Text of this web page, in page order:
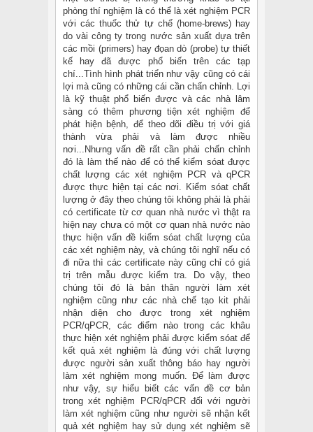
phòng thí nghiệm là có thể là xét nghiệm PCR
với các thuốc thử tự chế (home-brews) hay
do vài công ty trong nước sản xuất dựa trên
các mồi (primers) hay đọan dò (probe) tự thiết
kế hay đã được phổ biến trên các tạp
chí...Tình hình phát triển như vậy cũng có cái
lợi mà cũng có những cái cần chấn chỉnh. Lợi
là kỹ thuật phổ biến được và các nhà lâm
sàng có thêm phương tiện xét nghiệm để
phát hiện bệnh, để theo dõi điều trị với giá
thành vừa phải và làm được nhiều
nơi...Nhưng vấn đề rất cần phải chấn chỉnh
đó là làm thế nào để có thể kiểm sóat được
chất lượng các xét nghiệm PCR và qPCR
được thực hiện tại các nơi. Kiểm sóat chất
lượng ở đây theo chúng tôi không phải là phải
có certificate từ cơ quan nhà nước vì thật ra
hiện nay chưa có một cơ quan nhà nước nào
thực hiện vấn đề kiểm sóat chất lượng của
các xét nghiệm này, và chúng tôi nghĩ nếu có
đi nữa thì các certificate này cũng chỉ có giá
trị trên mẫu được kiểm tra. Do vậy, theo
chúng tôi đó là bản thân người làm xét
nghiệm cũng như các nhà chế tạo kit phải
nhận diện cho được trong xét nghiệm
PCR/qPCR, các điểm nào trong các khâu
thực hiện xét nghiệm phải được kiểm sóat để
kết quả xét nghiệm là đúng với chất lượng
được người sản xuất thông báo hay người
làm xét nghiệm mong muốn. Để làm được
như vậy, sự hiểu biết các vấn đề cơ bản
trong xét nghiệm PCR/qPCR đối với người
làm xét nghiệm cũng như người sẽ nhận kết
quả xét nghiệm hay sử dụng xét nghiệm sẽ